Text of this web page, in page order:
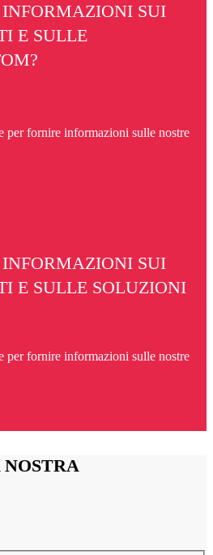
SUI
E SULLE
per fornire informazioni sulle nostre
SUI
E SULLE SOLUZIONI
per fornire informazioni sulle nostre